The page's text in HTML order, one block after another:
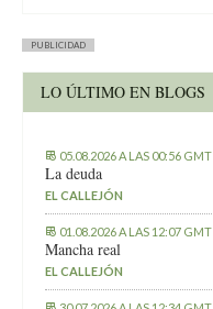
PUBLICIDAD
LO ÚLTIMO EN BLOGS
05.08.2026 A LAS 00:56 GMT
La deuda
EL CALLEJÓN
01.08.2026 A LAS 12:07 GMT
Mancha real
EL CALLEJÓN